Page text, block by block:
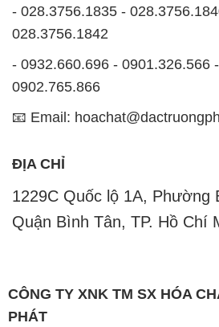
📧 Email:
ĐỊA CHỈ
1229C Quốc lộ 1A, Phường
Quận Bình Tân, TP. Hồ Chí
CÔNG TY XNK TM SX HÓA
PHÁT
các loại hóa chất công nghiệp
Chúng tôi cam kết mang đến